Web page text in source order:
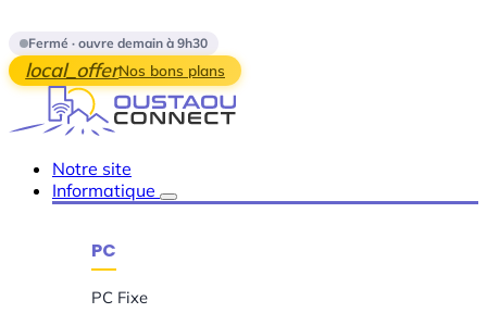
Fermé · ouvre demain à 9h30
local_offerNos bons plans
Notre site
Informatique
PC
PC Fixe